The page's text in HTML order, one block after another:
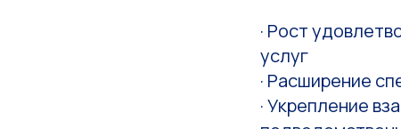
· Рост
услуг
· Расширение
· Укрепление